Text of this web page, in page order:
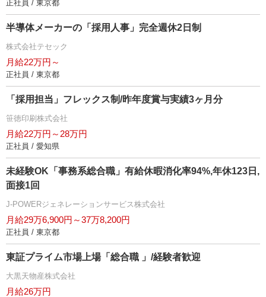
正社員 / 東京都
半導体メーカーの「採用人事」完全週休2日制
株式会社テセック
月給22万円～
正社員 / 東京都
「採用担当」フレックス制/昨年度賞与実績3ヶ月分
笹徳印刷株式会社
月給22万円～28万円
正社員 / 愛知県
未経験OK「事務系総合職」有給休暇消化率94%,年休123日,
面接1回
J-POWERジェネレーションサービス株式会社
月給29万6,900円～37万8,200円
正社員 / 東京都
東証プライム市場上場「総合職 」/経験者歓迎
大黒天物産株式会社
月給26万円